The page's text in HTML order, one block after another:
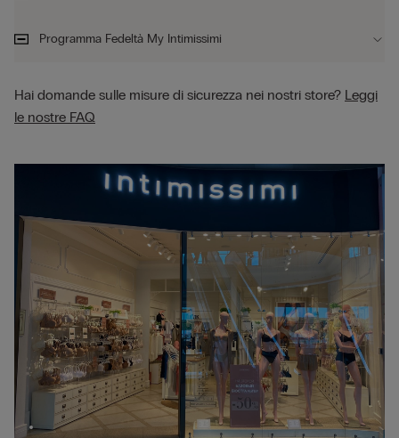
Programma Fedeltà My Intimissimi
Hai domande sulle misure di sicurezza nei nostri store? Leggi
le nostre FAQ